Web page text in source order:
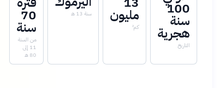
100
سنة
هجرية
التاريخ
مليون سنة 13 هـ 70
سنة
من السنة
11 إلى
80 هـ